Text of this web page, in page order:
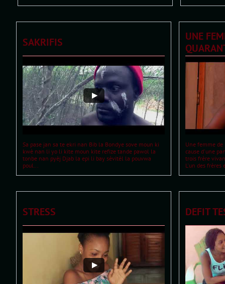
SAKRIFIS
Sa pase jan sa te ekri nan Bib la Bondye sove moun ki
kwè nan li yo li kite moun kite refize tande pawol la
tonbe nan pyèj Djab la epi li bay sèvitèl la pouvwa
poul...
UNE
Une femme
cause d'une
trois frère
L'un des
STRESS DEFIT